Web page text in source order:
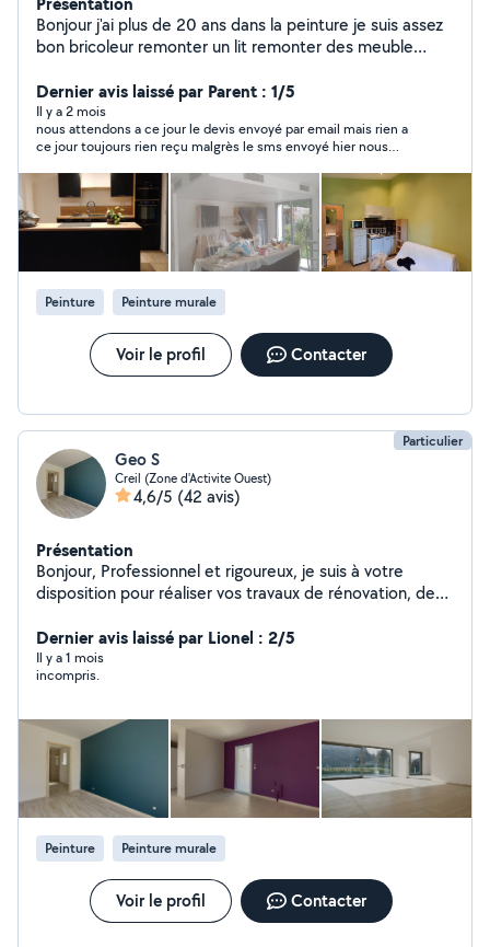
Bonjour j'ai plus de 20 ans dans la peinture je suis assez
bon bricoleur remonter un lit remonter des meuble
n'hésitez pas à me demander je vous dirai si je sais le
faire en bricolage la peinture c'est mon métier
Dernier avis laissé par Parent : 1/5
Il y a 2 mois
nous attendons a ce jour le devis envoyé par email mais rien a
ce jour toujours rien reçu malgrès le sms envoyé hier nous
Peinture Peinture murale
Voir le profil Contacter
Particulier
Geo S
Creil (Zone d'Activite Ouest)
4,6/5 (42 avis)
Présentation
Bonjour, Professionnel et rigoureux, je suis à votre
disposition pour réaliser vos travaux de rénovation, de
(particuliers et professionnels). Je m'adapte à votre
budget tout en garantissant un travail soigné, propre et
des finitions impeccables. Nous pouvons discuter de
à vos attentes. Disponible rapidement, n'hésitez pas à
me contacter pour échanger sur votre projet ou pour
convenir d'un rendez-vous. Cordialement.
Dernier avis laissé par Lionel : 2/5
Il y a 1 mois
incompris.
Peinture Peinture murale
Voir le profil Contacter